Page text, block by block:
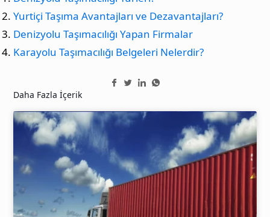
Yurtiçi Taşıma Avantajları ve Dezavantajları?
Denizyolu Taşımacılığı Yapan Firmalar
Karayolu Taşımacılığı Belgeleri Nelerdir?
Daha Fazla İçerik